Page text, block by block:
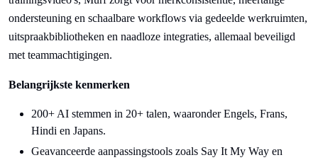
ondersteuning en schaalbare workflows via gedeelde werkruimten,
uitspraakbibliotheken en naadloze integraties, allemaal beveiligd
met teammachtigingen.
Belangrijkste kenmerken
200+ AI stemmen in 20+ talen, waaronder Engels, Frans,
Hindi en Japans.
Geavanceerde aanpassingstools zoals Say It My Way en